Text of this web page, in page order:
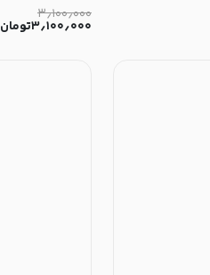
۳٫۱۰۰٫۰۰۰
۳٫۱۰۰٫۰۰۰تومان